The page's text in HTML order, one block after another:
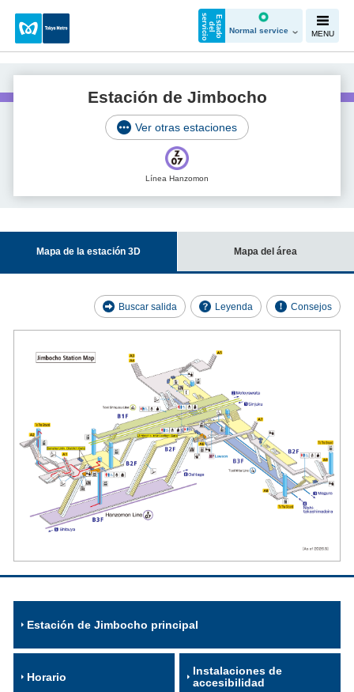
E
s
t
a
d
o
de
l
s e
rv
i
c
i
o Normal service MENU
Estación de Jimbocho
Ver otras estaciones
Línea Hanzomon
Mapa de la estación 3D Mapa del área
Buscar salida Leyenda Consejos
Estación de Jimbocho principal
Horario
Instalaciones de
accesibilidad